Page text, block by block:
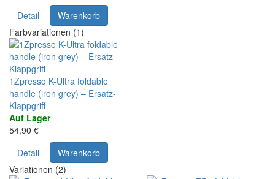
Detail
Warenkorb
Farbvariationen (1)
1Zpresso K-Ultra foldable
handle (iron grey) – Ersatz-
Klappgriff
Auf Lager
54,90 €
Detail
Warenkorb
Variationen (2)